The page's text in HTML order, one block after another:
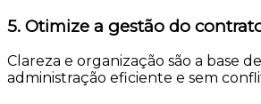
5. Otimize a gestão do
Clareza e organização são a base
administração eficiente e sem